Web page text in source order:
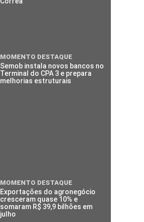
MOMENTO DESTAQUE
Semob instala novos bancos no
Terminal do CPA 3 e prepara
melhorias estruturais
MOMENTO DESTAQUE
Exportações do agronegócio
cresceram quase 10% e
somaram R$ 39,9 bilhões em
julho